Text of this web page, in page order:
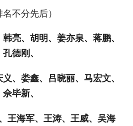
名不分先后）
亮、胡明、姜亦泉、蒋鹏、
孔德刚、
、娄鑫、吕晓丽、马宏文、
佘毕新、
王海军、王涛、王威、吴海